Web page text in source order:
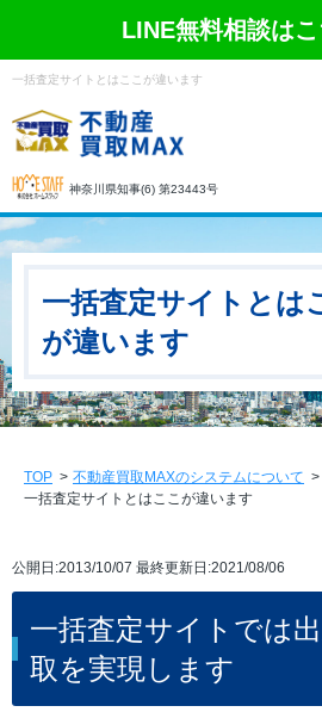
一括査定サイトとはここが違います
神奈川県知事(6) 第23443号
一括査定サイトとは
が違います
TOP
不動産買取MAXのシステムについて
一括査定サイトとはここが違います
公開日:2013/10/07 最終更新日:2021/08/06
一括査定サイトでは
取を実現します
LINE無料相談は